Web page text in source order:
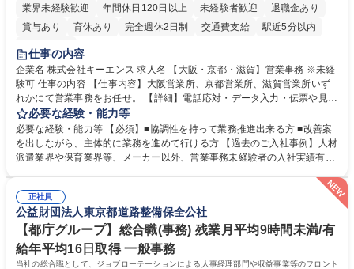
業界未経験歓迎
年間休日120日以上 未経験者歓迎
退職金あり
賞与あり
育休あり 完全週休2日制 交通費支給
駅近5分以内
土日祝休み
仕事の内容
企業名 株式会社キーエンス 求人名 【大阪・京都・滋賀】営業事務 ※未経
験可 仕事の内容 【仕事内容】大阪営業所、京都営業所、滋賀営業所いず
れかにて営業事務をお任せ。 【詳細】電話応対・データ入力・伝票や見積
の作成・カタログ送付・来客対応・営業所内で発生する事務業務や業務改
善をお任せ。 【教育制度】ご入社後、育成担当とペアになりながらOJTに
て業務を覚えていただくことが可能です。業務システムがきちんと構築さ
れているため、スムーズに仕事に慣れることができる環境です。また、
常に改善を目指す風土のため、安心して業務に取り組んでいただけます。
募集職種 【大阪・京都・滋賀】営業事務 ※未経験可
必要な経験・能力等
必要な経験・能力等 【必須】■協調性を持って業務推進出来る方 ■改善案
を出しながら、主体的に業務を進めて行ける方 【過去のご入社事例】人材
派遣業界や保育業界等、メーカー以外、営業事務未経験者の入社実績有
により、キーエンスの付加価値向上に貢献します。ベースの定型業務に加
えて、お客様や社員の状況に合わせ、能動的なサポート、改善の動きも期
待され。組織を支えるスペシャリストとして、チームに貢献し、結果的に
社員から頼られる存在になることができます。平均19:30の退勤以降の業
務の持ち帰りも禁止されており、メリハリのある働き方となります。 学
歴・資格 学歴：大学院 大学 高専 短大 語学力： 資格：
正社員
公益財団法人東京都道路整備保全公社
【都庁グループ】総合職(事務) 残業月平均9時間未満/有
給年平均16日取得 一般事務
当社の総合職として、ジョブローテーションによる人事経理部門や収益事業等のフロント